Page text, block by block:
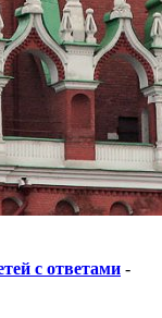
с ответами -